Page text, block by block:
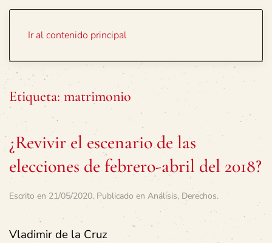
Ir al contenido principal
Etiqueta: matrimonio
¿Revivir el escenario de las
elecciones de febrero-abril del 2018?
Escrito en 21/05/2020. Publicado en Análisis, Derechos.
Vladimir de la Cruz